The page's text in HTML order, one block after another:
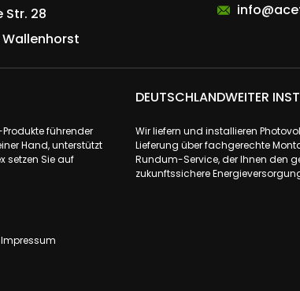
Str. 28
Wallenhorst
führender
Hand, unterstützt
setzen Sie auf
DEUTSCHLANDWEITER
Wir liefern und installieren
Lieferung über fachgerechte
Rundum-Service, der Ihnen den
zukunftssichere
Impressum